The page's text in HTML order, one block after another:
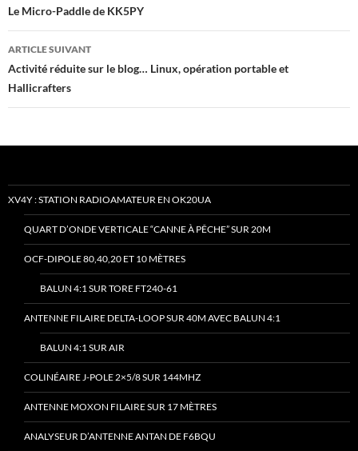
des
articles
Le Micro-Paddle de KK5PY
ARTICLE SUIVANT
Activité réduite sur le blog… Linux, opération portable et
Hallicrafters
XV4Y : STATION RADIOAMATEUR EN OK20UA
QUART D’ONDE VERTICALE “CANNE À PÊCHE” SUR 20M
OCF-DIPOLE 80,40,20 ET 10 MÈTRES
BALUN 4:1 SUR TORE FT240-61
ANTENNE FILAIRE DELTA-LOOP SUR 40M AVEC BALUN 4:1
BALUN 4:1 SUR AIR
COLINÉAIRE J-POLE 2×5/8 SUR 144MHZ
ANTENNE MOXON FILAIRE SUR 17 MÈTRES
ANALYSEUR D’ANTENNE ANTAN DE F6BQU